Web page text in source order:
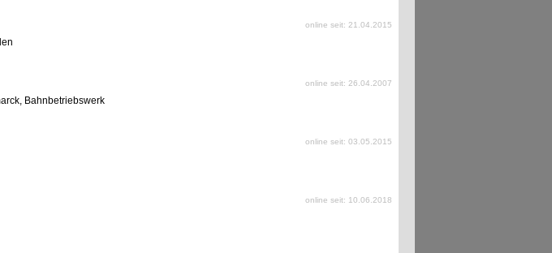
online seit: 21.04.2015
online seit: 26.04.2007
Bahnbetriebswerk
online seit: 03.05.2015
online seit: 10.06.2018